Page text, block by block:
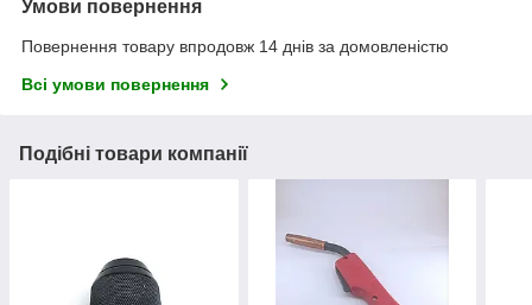
Умови повернення
Повернення товару впродовж 14 днів за домовленістю
Всі умови повернення
Подібні товари компанії